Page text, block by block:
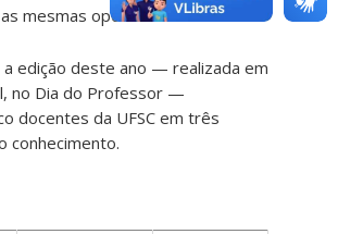
mesmas oportunidades.
edição deste ano — realizada em
no Dia do Professor —
docentes da UFSC em três
conhecimento.